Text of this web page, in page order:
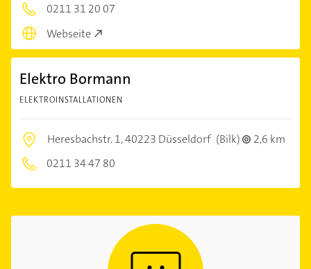
0211 31 20 07
Webseite
Elektro Bormann
ELEKTROINSTALLATIONEN
Heresbachstr. 1,40223 Düsseldorf (Bilk)
2,6 km
0211 34 47 80